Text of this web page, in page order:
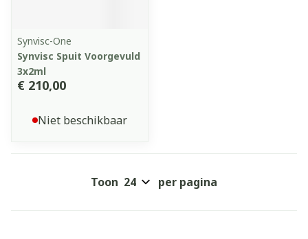
Synvisc-One
Synvisc Spuit Voorgevuld
3x2ml
€ 210,00
Niet beschikbaar
Toon per pagina